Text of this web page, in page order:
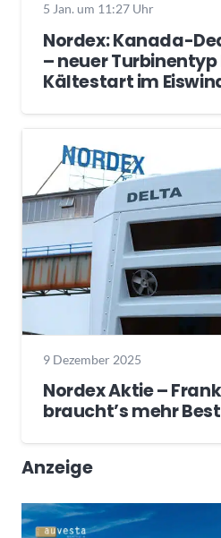
5 Jan. um 11:27 Uhr
Nordex: Kanada-
– neuer Turbinentyp
Kältestart im
9 Dezember 2025
Nordex Aktie –
braucht’s mehr
Anzeige